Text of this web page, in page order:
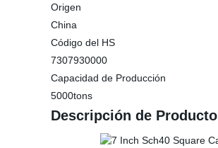
Origen
China
Código del HS
7307930000
Capacidad de Producción
5000tons
Descripción de Producto